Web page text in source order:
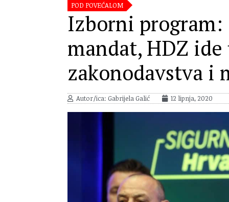
POD POVEĆALOM
Izborni
mandat, HDZ
zakonodavstva i
Autor/ica: Gabrijela Galić 12 lipnja, 2020